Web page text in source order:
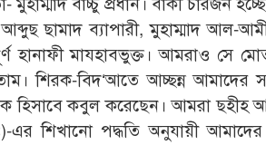
ছামাদ ব্যাপারী, মুহাম্মাদ আল-
হানাফী মাযহাবভুক্ত। আমরাও সে
শিরক-বিদ‘আতে আচ্ছন্ন
হিসাবে কবুল করেছেন। আমরা ছহীহ
এর শিখানো পদ্ধতি অনুযায়ী